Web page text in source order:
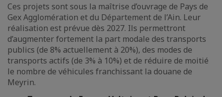
Ces projets sont sous la maîtrise d’ouvrage de Pays de
Gex Agglomération et du Département de l’Ain. Leur
réalisation est prévue dès 2027. Ils permettront
d’augmenter fortement la part modale des transports
publics (de 8% actuellement à 20%), des modes de
transports actifs (de 3% à 10%) et de réduire de moitié
le nombre de véhicules franchissant la douane de
Meyrin.